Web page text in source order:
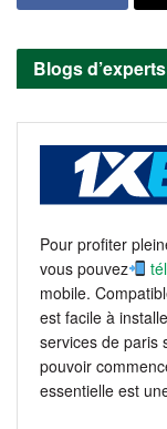
Blogs d’experts
Pour profiter
vous pouvez
mobile.
est facile à
services de paris
pouvoir
essentielle est